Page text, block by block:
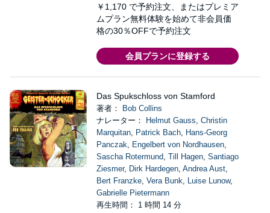
￥1,170 で予約注文、またはプレミア
ムプラン無料体験を始めて非会員価
格の30％OFFで予約注文
会員プランに登録する
Das Spukschloss von Stamford
著者：
Bob Collins
ナレーター：
Helmut Gauss, Christin
Marquitan, Patrick Bach, Hans-Georg
Panczak, Engelbert von Nordhausen,
Sascha Rotermund, Till Hagen, Santiago
Ziesmer, Dirk Hardegen, Andrea Aust,
Bert Franzke, Vera Bunk, Luise Lunow,
Gabrielle Pietermann
再生時間： 1 時間 14 分